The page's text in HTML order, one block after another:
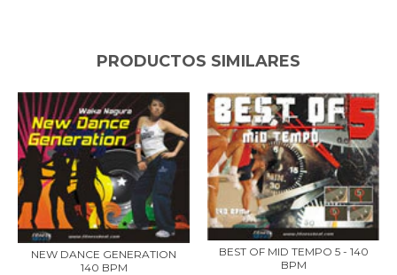
PRODUCTOS SIMILARES
NEW DANCE GENERATION
140 BPM
BEST OF MID TEMPO 5 - 140
BPM